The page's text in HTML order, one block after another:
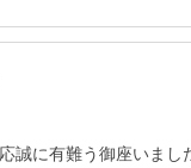
誠に有難う御座いまし